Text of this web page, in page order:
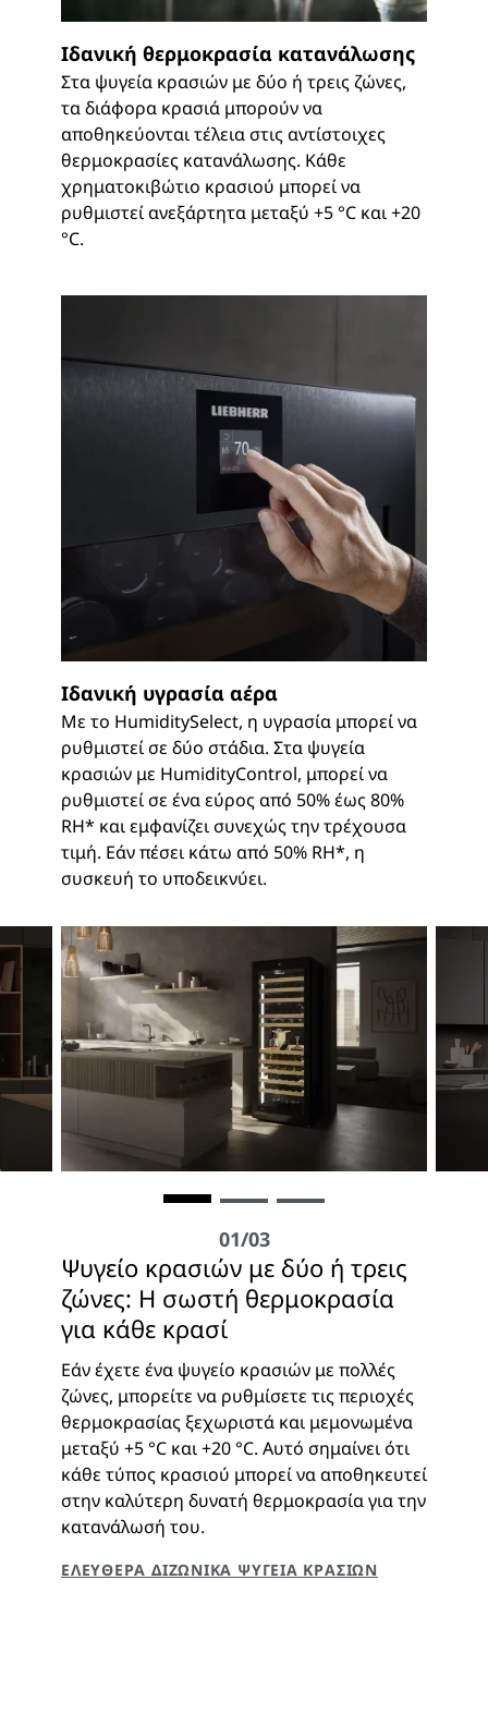
Ιδανική θερμοκρασία κατανάλωσης
Στα ψυγεία κρασιών με δύο ή τρεις ζώνες,
τα διάφορα κρασιά μπορούν να
αποθηκεύονται τέλεια στις αντίστοιχες
θερμοκρασίες κατανάλωσης. Κάθε
χρηματοκιβώτιο κρασιού μπορεί να
ρυθμιστεί ανεξάρτητα μεταξύ +5 °C και +20
°C.
Ιδανική υγρασία αέρα
Με το HumiditySelect, η υγρασία μπορεί να
ρυθμιστεί σε δύο στάδια. Στα ψυγεία
κρασιών με HumidityControl, μπορεί να
ρυθμιστεί σε ένα εύρος από 50% έως 80%
RH* και εμφανίζει συνεχώς την τρέχουσα
τιμή. Εάν πέσει κάτω από 50% RH*, η
συσκευή το υποδεικνύει.
Ψυγείο κρασιών με δύο ή τρεις
ζώνες: Η σωστή θερμοκρασία
για κάθε κρασί
Εάν έχετε ένα ψυγείο κρασιών με πολλές
ζώνες, μπορείτε να ρυθμίσετε τις περιοχές
θερμοκρασίας ξεχωριστά και μεμονωμένα
μεταξύ +5 °C και +20 °C. Αυτό σημαίνει ότι
κάθε τύπος κρασιού μπορεί να αποθηκευτεί
στην καλύτερη δυνατή θερμοκρασία για την
κατανάλωσή του.